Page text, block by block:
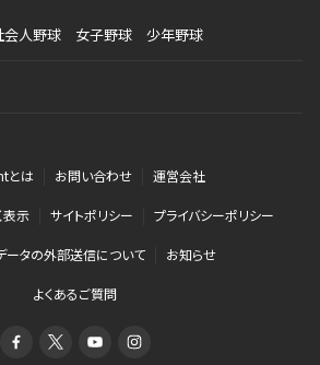
会人野球 女子野球 少年野球
とは お問い合わせ 運営会社
表示 サイトポリシー プライバシーポリシー
ータの外部送信について お知らせ
よくあるご質問